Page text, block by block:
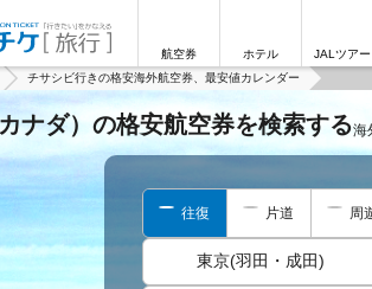
航空券 ホテル JALツアー
チサシビ行きの格安海外航空券、最安値カレンダー
ナダ）の格安航空券を検索する海
往復 片道 周
東京(羽田・成田)